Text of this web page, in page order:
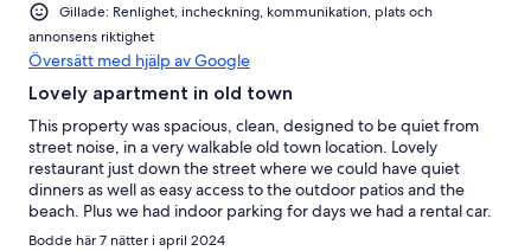
Gillade: Renlighet, incheckning, kommunikation, plats och
annonsens riktighet
Översätt med hjälp av Google
Lovely apartment in old town
This property was spacious, clean, designed to be quiet from
street noise, in a very walkable old town location. Lovely
restaurant just down the street where we could have quiet
dinners as well as easy access to the outdoor patios and the
beach. Plus we had indoor parking for days we had a rental car.
The two brothers are lovely gentlemen. Highly recommend.
Bodde här 7 nätter i april 2024